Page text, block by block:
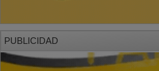
PUBLICIDAD